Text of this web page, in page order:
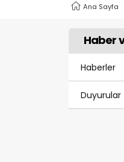
Ana Sayfa
Haber
Haberler
Duyurular